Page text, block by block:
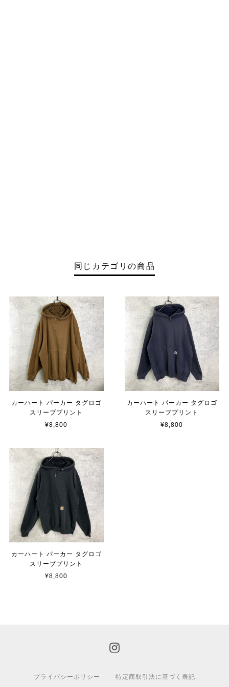
同じカテゴリの商品
カーハート パーカー タグロゴ
スリーブプリント
¥8,800
カーハート パーカー タグロゴ
スリーブプリント
¥8,800
カーハート パーカー タグロゴ
スリーブプリント
¥8,800
プライバシーポリシー 特定商取引法に基づく表記